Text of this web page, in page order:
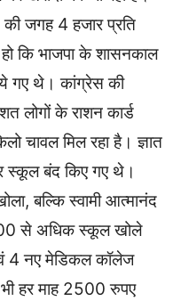
जगह 4 हजार प्रति
हो कि भाजपा के शासनकाल
गए थे। कांग्रेस की
लोगों के राशन कार्ड
चावल मिल रहा है। ज्ञात
स्कूल बंद किए गए थे।
बल्कि स्वामी आत्मानंद
से अधिक स्कूल खोले
4 नए मेडिकल कॉलेज
भी हर माह 2500 रुपए